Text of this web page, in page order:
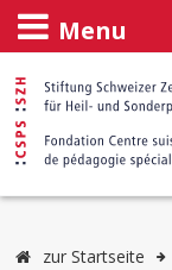
Menu
zur Startseite